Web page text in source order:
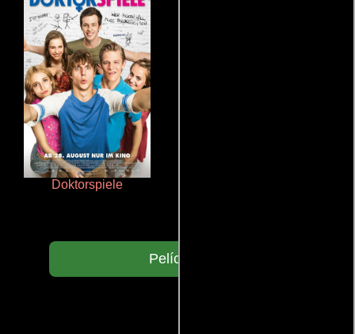
Doktorspiele
Películas